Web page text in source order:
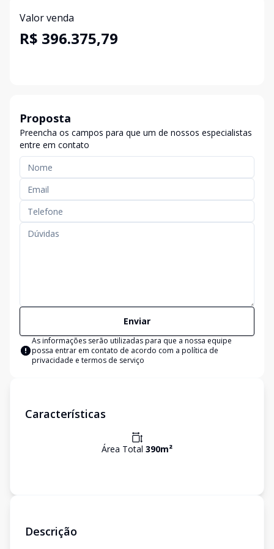
Valor venda
R$ 396.375,79
Proposta
Preencha os campos para que um de nossos especialistas
entre em contato
Enviar
As informações serão utilizadas para que a nossa equipe
possa entrar em contato de acordo com a política de
privacidade e termos de serviço
Características
Área Total 390m²
Descrição